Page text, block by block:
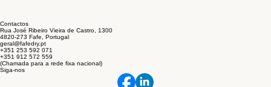
A equação FAFEDRY: inovação, estabilidade e
sustentabilidade no setor têxtil
Contactos
Rua José Ribeiro Vieira de Castro, 1300
4820-273 Fafe, Portugal
geral@fafedry.pt
+351 253 592 071
+351 912 572 559
(Chamada para a rede fixa nacional)
Siga-nos